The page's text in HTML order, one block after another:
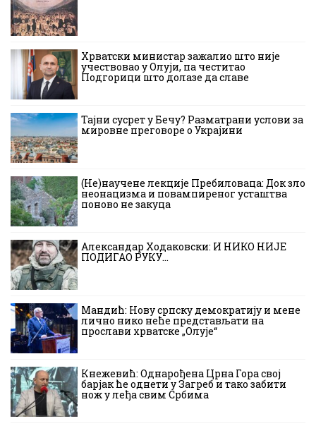
Хрватски министар зажалио што није
учествовао у Олуји, па честитао
Подгорици што долазе да славе
Тајни сусрет у Бечу? Разматрани услови за
мировне преговоре о Украјини
(Не)научене лекције Пребиловаца: Док зло
неонацизма и повампиреног усташтва
поново не закуца
Александар Ходаковски: И НИКО НИЈЕ
ПОДИГАО РУКУ…
Мандић: Нову српску демократију и мене
лично нико неће представљати на
прослави хрватске „Олује“
Кнежевић: Однарођена Црна Гора свој
барјак ће однети у Загреб и тако забити
нож у леђа свим Србима